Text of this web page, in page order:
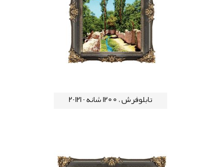
تابلوفرش ، 1200 شانه - 121-2